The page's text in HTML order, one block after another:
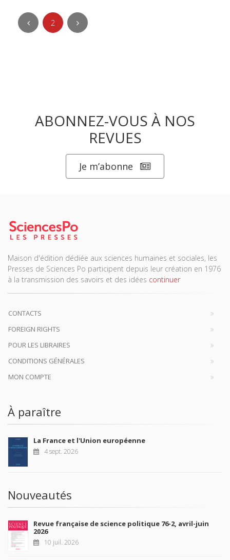
2
ABONNEZ-VOUS À NOS
REVUES
Je m’abonne
Maison d'édition dédiée aux sciences humaines et sociales, les
Presses de Sciences Po participent depuis leur création en 1976
à la transmission des savoirs et des idées continuer
CONTACTS
FOREIGN RIGHTS
POUR LES LIBRAIRES
CONDITIONS GÉNÉRALES
MON COMPTE
À paraître
La France et l'Union européenne
4 sept. 2026
Nouveautés
Revue française de science politique 76-2, avril-juin
2026
10 juil. 2026